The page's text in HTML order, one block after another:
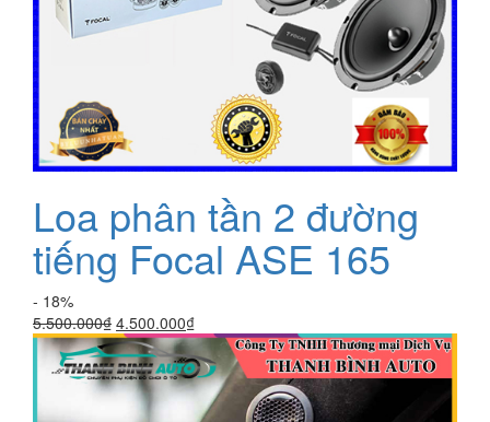
Loa phân tần 2 đường
tiếng Focal ASE 165
- 18%
5.500.000₫ Giá
gốc
là:
5.500.000₫.
4.500.000₫Giá
hiện
tại
là:
4.500.000₫.